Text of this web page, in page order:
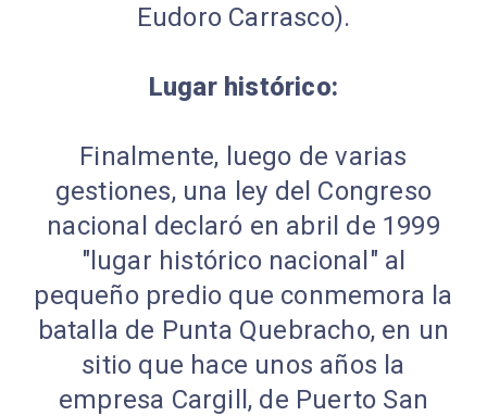
Eudoro Carrasco).
Lugar histórico:
Finalmente, luego de varias
gestiones, una ley del Congreso
nacional declaró en abril de 1999
"lugar histórico nacional" al
pequeño predio que conmemora la
batalla de Punta Quebracho, en un
sitio que hace unos años la
empresa Cargill, de Puerto San